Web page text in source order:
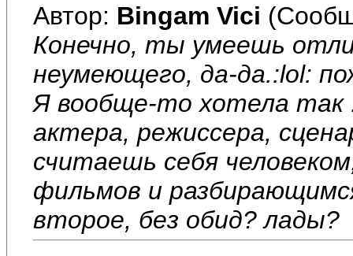
Автор: Bingam Vici
Конечно, ты умеешь
неумеющего, да-да.:lol:
Я вообще-то хотела так
актера, режиссера,
считаешь себя
фильмов и
второе, без обид? лады?